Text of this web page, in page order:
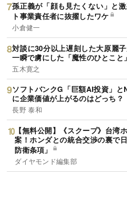
孫正義が「顔も見たくない」と
ト事業責任者に抜擢したワケ
小倉健一
対談に30分以上遅刻した大原麗
一瞬で虜にした「魔性のひとこと
五木寛之
ソフトバンクG「巨額AI投資」
に企業価値が上がるのはどっち？
長野 泰和
【無料公開】《スクープ》台湾
案！ホンダとの統合交渉の裏で
防衛条項」
ダイヤモンド編集部